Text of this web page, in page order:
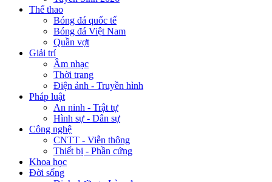
Thể thao
Bóng đá quốc tế
Bóng đá Việt Nam
Quần vợt
Giải trí
Âm nhạc
Thời trang
Điện ảnh - Truyền hình
Pháp luật
An ninh - Trật tự
Hình sự - Dân sự
Công nghệ
CNTT - Viễn thông
Thiết bị - Phần cứng
Khoa học
Đời sống